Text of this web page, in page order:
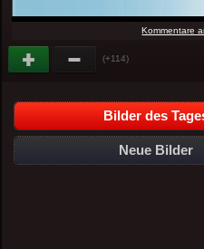
Kommentare
(+114)
Bilder des
Neue Bilder